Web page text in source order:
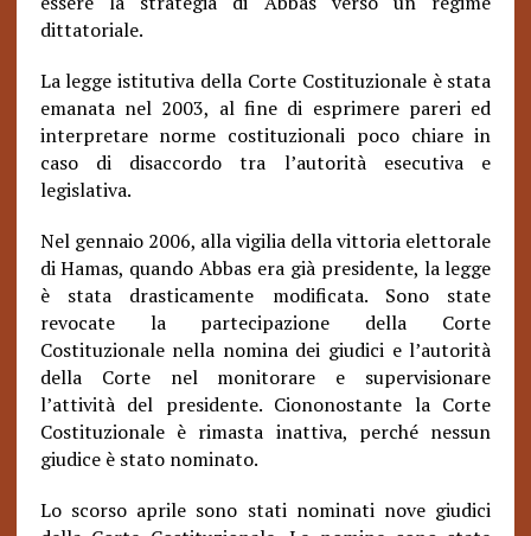
dittatoriale.
La legge istitutiva della Corte Costituzionale è stata
emanata nel 2003, al fine di esprimere pareri ed
interpretare norme costituzionali poco chiare in
caso di disaccordo tra l’autorità esecutiva e
legislativa.
Nel gennaio 2006, alla vigilia della vittoria elettorale
di Hamas, quando Abbas era già presidente, la legge
è stata drasticamente modificata. Sono state
revocate la partecipazione della Corte
Costituzionale nella nomina dei giudici e l’autorità
della Corte nel monitorare e supervisionare
l’attività del presidente. Ciononostante la Corte
Costituzionale è rimasta inattiva, perché nessun
giudice è stato nominato.
Lo scorso aprile sono stati nominati nove giudici